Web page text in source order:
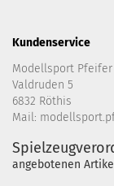
Kundenservice
Modellsport Pfeifer
Valdruden 5
6832 Röthis
Mail:
angebotenen